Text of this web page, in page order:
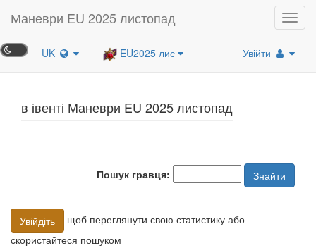
Маневри EU 2025 листопад
UK EU2025 лис Увійти
в івенті Маневри EU 2025 листопад
Пошук гравця: Знайти
Увійдіть
щоб переглянути свою статистику або
скористайтеся пошуком